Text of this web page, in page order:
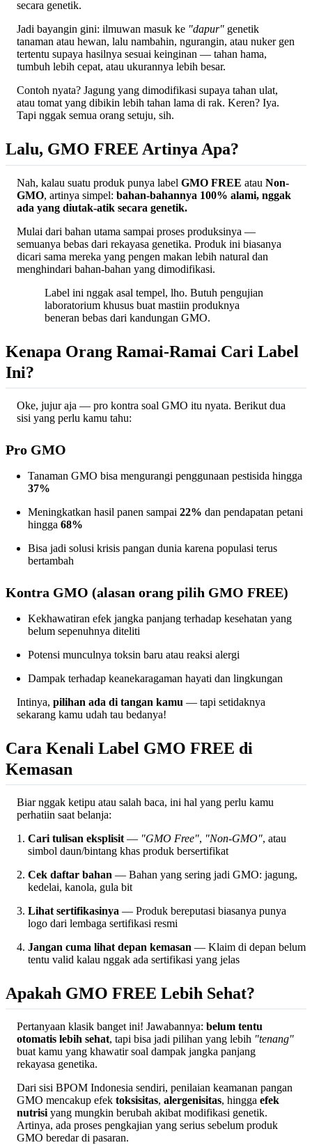
secara genetik.
Jadi bayangin gini: ilmuwan masuk ke "dapur" genetik
tanaman atau hewan, lalu nambahin, ngurangin, atau nuker gen
tertentu supaya hasilnya sesuai keinginan — tahan hama,
tumbuh lebih cepat, atau ukurannya lebih besar.
Contoh nyata? Jagung yang dimodifikasi supaya tahan ulat,
atau tomat yang dibikin lebih tahan lama di rak. Keren? Iya.
Tapi nggak semua orang setuju, sih.
Lalu, GMO FREE Artinya Apa?
Nah, kalau suatu produk punya label GMO FREE atau Non-
GMO, artinya simpel: bahan-bahannya 100% alami, nggak
ada yang diutak-atik secara genetik.
Mulai dari bahan utama sampai proses produksinya —
semuanya bebas dari rekayasa genetika. Produk ini biasanya
dicari sama mereka yang pengen makan lebih natural dan
menghindari bahan-bahan yang dimodifikasi.
Label ini nggak asal tempel, lho. Butuh pengujian
laboratorium khusus buat mastiin produknya
beneran bebas dari kandungan GMO.
Kenapa Orang Ramai-Ramai Cari Label
Ini?
Oke, jujur aja — pro kontra soal GMO itu nyata. Berikut dua
sisi yang perlu kamu tahu:
Pro GMO
Tanaman GMO bisa mengurangi penggunaan pestisida hingga
37%
Meningkatkan hasil panen sampai 22% dan pendapatan petani
hingga 68%
Bisa jadi solusi krisis pangan dunia karena populasi terus
bertambah
Kontra GMO (alasan orang pilih GMO FREE)
Kekhawatiran efek jangka panjang terhadap kesehatan yang
belum sepenuhnya diteliti
Potensi munculnya toksin baru atau reaksi alergi
Dampak terhadap keanekaragaman hayati dan lingkungan
Intinya, pilihan ada di tangan kamu — tapi setidaknya
sekarang kamu udah tau bedanya!
Cara Kenali Label GMO FREE di
Kemasan
Biar nggak ketipu atau salah baca, ini hal yang perlu kamu
perhatiin saat belanja:
Cari tulisan eksplisit — "GMO Free", "Non-GMO", atau
simbol daun/bintang khas produk bersertifikat
Cek daftar bahan — Bahan yang sering jadi GMO: jagung,
kedelai, kanola, gula bit
Lihat sertifikasinya — Produk bereputasi biasanya punya
logo dari lembaga sertifikasi resmi
Jangan cuma lihat depan kemasan — Klaim di depan belum
tentu valid kalau nggak ada sertifikasi yang jelas
Apakah GMO FREE Lebih Sehat?
Pertanyaan klasik banget ini! Jawabannya: belum tentu
otomatis lebih sehat, tapi bisa jadi pilihan yang lebih "tenang"
buat kamu yang khawatir soal dampak jangka panjang
rekayasa genetika.
Dari sisi BPOM Indonesia sendiri, penilaian keamanan pangan
GMO mencakup efek toksisitas, alergenisitas, hingga efek
nutrisi yang mungkin berubah akibat modifikasi genetik.
Artinya, ada proses pengkajian yang serius sebelum produk
GMO beredar di pasaran.